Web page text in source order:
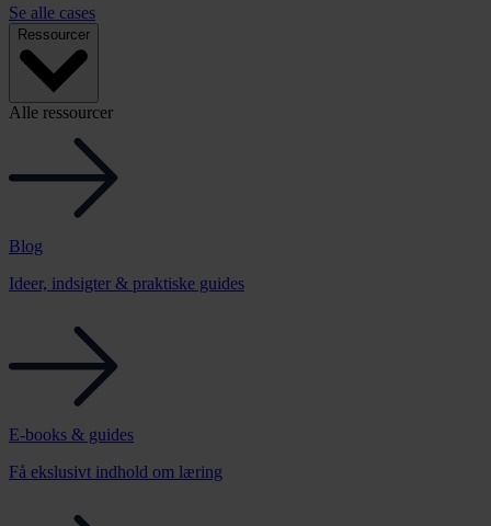
Se alle cases
Ressourcer
Alle ressourcer
Blog
Ideer, indsigter & praktiske guides
E-books & guides
Få ekslusivt indhold om læring